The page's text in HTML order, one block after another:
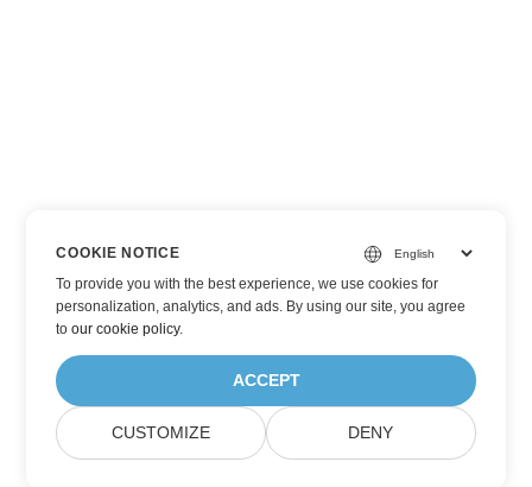
COOKIE NOTICE
To provide you with the best experience, we use cookies for
personalization, analytics, and ads. By using our site, you agree
toour cookie policy.
ACCEPT
CUSTOMIZE DENY